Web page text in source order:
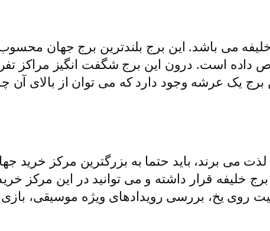
داده است. درون این برج شگفت انگیز مراکز
دارد. همچنین در طبقه 124 ام این برج یک عرشه وجود دارد که می
می برند، باید حتما به بزرگترین مرکز
خلیفه قرار داشته و می توانید در این مرکز
روی یخ، بررسی رویدادهای ویژه موسیقی،